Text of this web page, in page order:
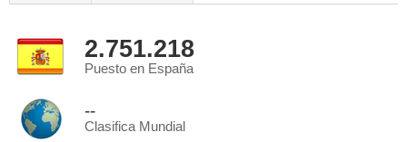
2.751.218
Puesto en España
--
Clasifica Mundial